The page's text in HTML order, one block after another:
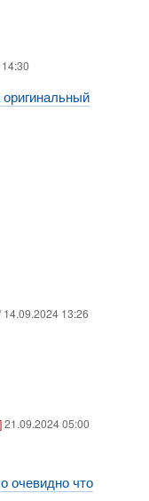
14.09.2024 13:26
21.09.2024 05:00
очевидно что